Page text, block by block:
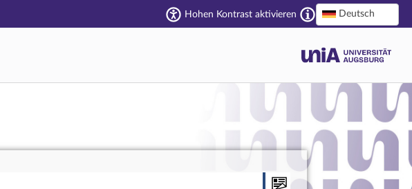
Hohen Kontrast aktivieren Deutsch